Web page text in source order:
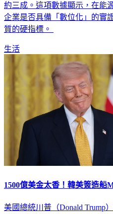
約三成。這項數據顯示，在能
企業是否具備「數位化」的實
質的硬指標。
生活
1500億美金太香！韓美簽造
美國總統川普（Donald Trump